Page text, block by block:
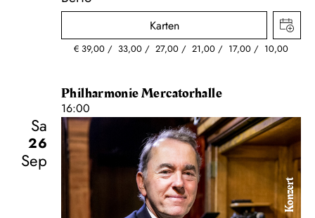
Karten
€ 39,00 33,00 27,00 21,00 17,00 10,00
Philharmonie Mercatorhalle
16:00
Sa
26
Sep
Konzert